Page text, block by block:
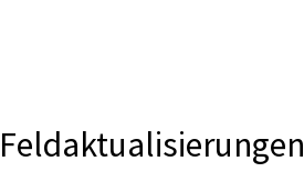
Feldaktualisierungen